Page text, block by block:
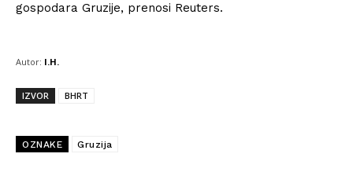
gospodara Gruzije, prenosi Reuters.
Autor: I.H.
IZVOR BHRT
OZNAKE Gruzija